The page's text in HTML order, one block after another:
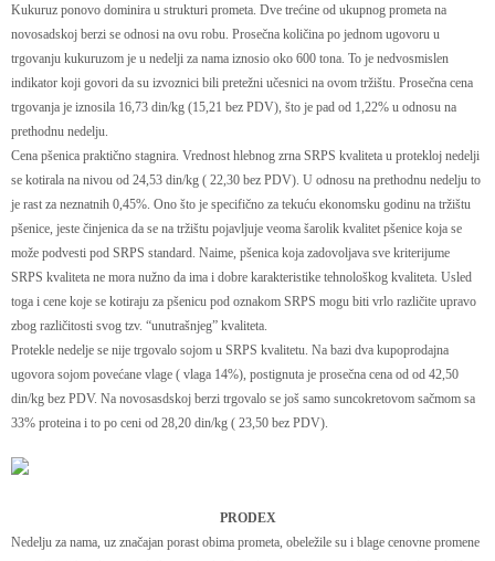
Kukuruz ponovo dominira u strukturi prometa. Dve trećine od ukupnog prometa na
novosadskoj berzi se odnosi na ovu robu. Prosečna količina po jednom ugovoru u
trgovanju kukuruzom je u nedelji za nama iznosio oko 600 tona. To je nedvosmislen
indikator koji govori da su izvoznici bili pretežni učesnici na ovom tržištu. Prosečna cena
trgovanja je iznosila 16,73 din/kg (15,21 bez PDV), što je pad od 1,22% u odnosu na
prethodnu nedelju.
Cena pšenica praktično stagnira. Vrednost hlebnog zrna SRPS kvaliteta u protekloj nedelji
se kotirala na nivou od 24,53 din/kg ( 22,30 bez PDV). U odnosu na prethodnu nedelju to
je rast za neznatnih 0,45%. Ono što je specifično za tekuću ekonomsku godinu na tržištu
pšenice, jeste činjenica da se na tržištu pojavljuje veoma šarolik kvalitet pšenice koja se
može podvesti pod SRPS standard. Naime, pšenica koja zadovoljava sve kriterijume
SRPS kvaliteta ne mora nužno da ima i dobre karakteristike tehnološkog kvaliteta. Usled
toga i cene koje se kotiraju za pšenicu pod oznakom SRPS mogu biti vrlo različite upravo
zbog različitosti svog tzv. “unutrašnjeg” kvaliteta.
Protekle nedelje se nije trgovalo sojom u SRPS kvalitetu. Na bazi dva kupoprodajna
ugovora sojom povećane vlage ( vlaga 14%), postignuta je prosečna cena od od 42,50
din/kg bez PDV. Na novosasdskoj berzi trgovalo se još samo suncokretovom sačmom sa
33% proteina i to po ceni od 28,20 din/kg ( 23,50 bez PDV).
PRODEX
Nedelju za nama, uz značajan porast obima prometa, obeležile su i blage cenovne promene